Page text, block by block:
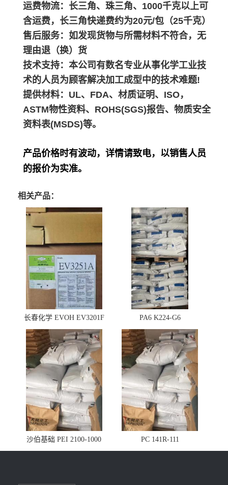
运费物流：长三角、珠三角、1000千克以上可
含运费，长三角快递费约为20元/包（25千克）
售后服务：如发现货物与所需材料不符合，无
理由退（换）货
技术支持：本公司有数名专业从事化学工业技
术的人员为顾客解决加工成型中的技术难题!
提供材料：UL、FDA、材质证明、ISO，
ASTM物性资料、ROHS(SGS)报告、物质安全
资料表(MSDS)等。
产品价格时有波动，详情请致电，以销售人员
的报价为实准。
相关产品：
长春化学 EVOH EV3201F PA6 K224-G6
沙伯基础 PEI 2100-1000 PC 141R-111